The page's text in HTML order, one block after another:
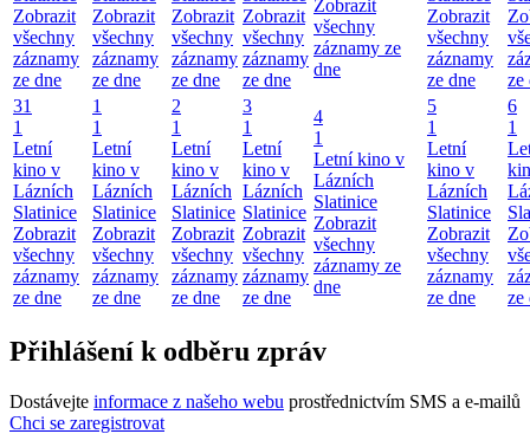
Zobrazit
všechny
záznamy
ze dne
Zobrazit
všechny
záznamy
ze dne
Zobrazit
všechny
záznamy
ze dne
Zobrazit
všechny
záznamy
ze dne
Zobrazit
všechny
záznamy ze
dne
Zobrazit
všechny
záznamy
ze dne
ze
31
1
Letní
kino v
Lázních
Slatinice
Zobrazit
všechny
záznamy
ze dne
1
1
Letní
kino v
Lázních
Slatinice
Zobrazit
všechny
záznamy
ze dne
2
1
Letní
kino v
Lázních
Slatinice
Zobrazit
všechny
záznamy
ze dne
3
1
Letní
kino v
Lázních
Slatinice
Zobrazit
všechny
záznamy
ze dne
4
1
Letní kino v
Lázních
Slatinice
Zobrazit
všechny
záznamy ze
dne
5
1
Letní
kino v
Lázních
Slatinice
Zobrazit
všechny
záznamy
ze dne
6
1
ze
Přihlášení k odběru zpráv
Dostávejte informace z našeho webu prostřednictvím SMS a e-mailů
Chci se zaregistrovat